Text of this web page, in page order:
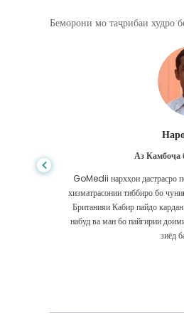
Беморони мо таҷрибаи худро
Аз Бангладеш
Ман ба писарам ва дастаи
Бангладеш ба Ҳиндустон
ташаккур гуфтам. Мо дар
кардем. Онҳо ҳатто пас аз